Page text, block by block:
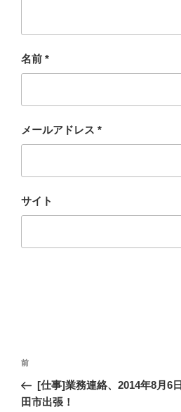
名前 *
メールアドレス *
サイト
投
ナ
過
去
の
前
[仕事]業務連絡、2014年8月6
田市出張！